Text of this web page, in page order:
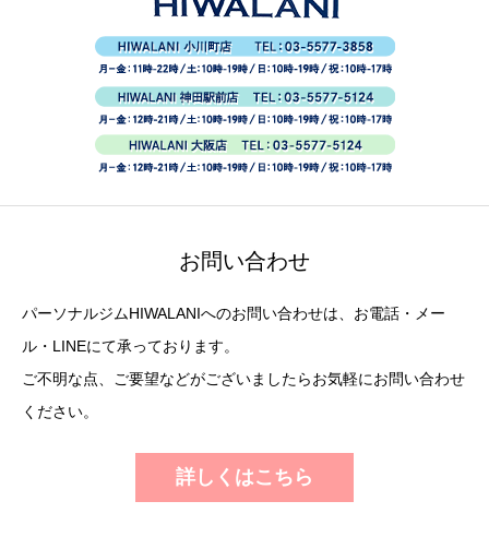
お問い合わせ
パーソナルジムHIWALANIへのお問い合わせは、お電話・メー
ル・LINEにて承っております。
ご不明な点、ご要望などがございましたらお気軽にお問い合わせ
ください。
詳しくはこちら